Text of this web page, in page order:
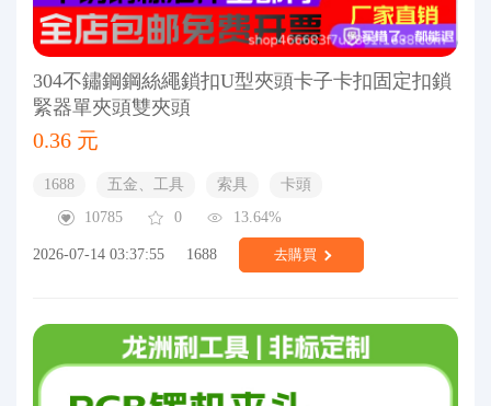
304不鏽鋼鋼絲繩鎖扣U型夾頭卡子卡扣固定扣鎖
緊器單夾頭雙夾頭
0.36 元
1688 五金、工具 索具
卡頭
10785
0 13.64%
2026-07-14 03:37:55 1688 去購買